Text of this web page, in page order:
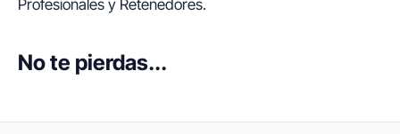
Profesionales y Retenedores.
No te pierdas...